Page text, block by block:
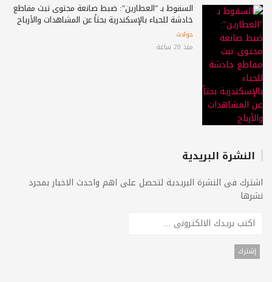
السقوط بـ "العطارين": ضبط صانعة محتوى تبث مقاطع
خادشة للحياء بالإسكندرية بحثاً عن المشاهدات والأرباح
حوادث
منذ 20 ساعة
النشرة البريدية
اشترك فى النشرة البريدية لتحصل على اهم واحدث الاخبار بمجرد
نشرها